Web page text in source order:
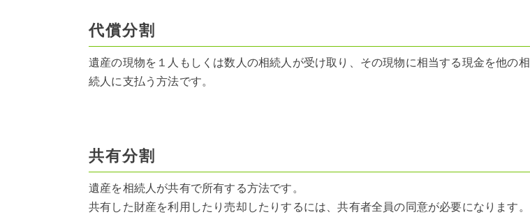
代償分割
遺産の現物を１人もしくは数人の相続人が受け取り、その現物に相当する現金を他の相
続人に支払う方法です。
共有分割
遺産を相続人が共有で所有する方法です。
共有した財産を利用したり売却したりするには、共有者全員の同意が必要になります。